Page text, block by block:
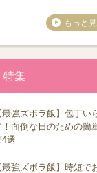
もっと
特集
最強ズボラ飯】包丁い
！面倒な日のための簡
4選
最強ズボラ飯】時短で